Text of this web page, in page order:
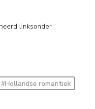
linksonder
#Hollandse romantiek